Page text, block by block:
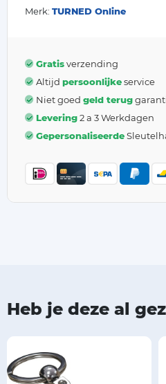
Merk: TURNED Online
Gratisverzending
Altijd persoonlijkeservice
Niet goed geld terug
Levering2 a 3 Werkdagen
Gepersonaliseerde
Heb je deze al